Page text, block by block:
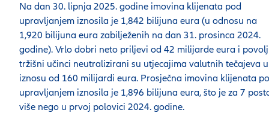
Na dan 30. lipnja 2025. godine imovina klijenata pod
upravljanjem iznosila je 1,842 bilijuna eura (u odnosu na
1,920 bilijuna eura zabilježenih na dan 31. prosinca 2024.
godine). Vrlo dobri neto priljevi od 42 milijarde eura i
tržišni učinci neutralizirani su utjecajima valutnih tečajeva u
iznosu od 160 milijardi eura. Prosječna imovina klijenata
upravljanjem iznosila je 1,896 bilijuna eura, što je za 7
više nego u prvoj polovici 2024. godine.